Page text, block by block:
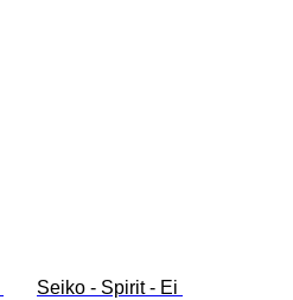
Seiko - Spirit - Ei